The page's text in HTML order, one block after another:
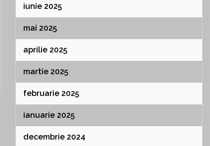
iunie 2025
mai 2025
aprilie 2025
martie 2025
februarie 2025
ianuarie 2025
decembrie 2024